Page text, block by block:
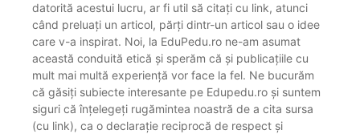
datorită acestui lucru, ar fi util să citați cu link, atunci
când preluați un articol, părți dintr-un articol sau o idee
care v-a inspirat. Noi, la EduPedu.ro ne-am asumat
această conduită etică și sperăm că și publicațiile cu
mult mai multă experiență vor face la fel. Ne bucurăm
că găsiți subiecte interesante pe Edupedu.ro și suntem
siguri că înțelegeți rugămintea noastră de a cita sursa
(cu link), ca o declarație reciprocă de respect și